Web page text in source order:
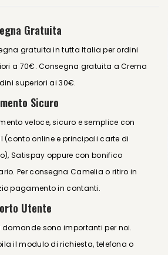
Gratuita
gratuita in tutta Italia per ordini
a 70€. Consegna gratuita a Crema
superiori ai 30€.
Sicuro
veloce, sicuro e semplice con
(conto online e principali carte di
Satispay oppure con bonifico
Per consegna Camelia o ritiro in
pagamento in contanti.
Utente
domande sono importanti per noi.
il modulo di richiesta, telefona o